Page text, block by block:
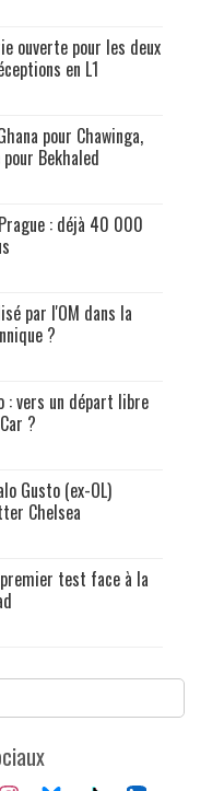
ouverte pour les deux
en L1
pour Chawinga,
Bekhaled
: déjà 40 000
par l'OM dans la
?
: vers un départ libre
?
Gusto (ex-OL)
Chelsea
premier test face à la